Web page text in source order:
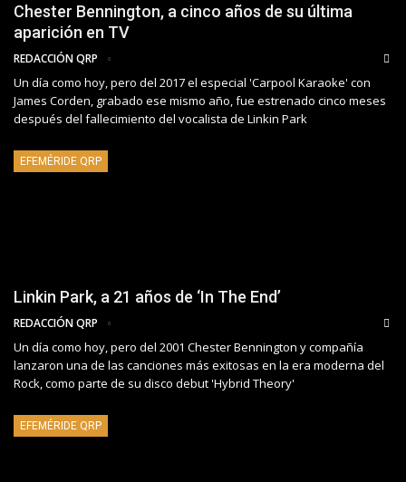
Chester Bennington, a cinco años de su última
aparición en TV
REDACCIÓN QRP
Un día como hoy, pero del 2017 el especial 'Carpool Karaoke' con
James Corden, grabado ese mismo año, fue estrenado cinco meses
después del fallecimiento del vocalista de Linkin Park
EFEMÉRIDE QRP
Linkin Park, a 21 años de ‘In The End’
REDACCIÓN QRP
Un día como hoy, pero del 2001 Chester Bennington y compañía
lanzaron una de las canciones más exitosas en la era moderna del
Rock, como parte de su disco debut 'Hybrid Theory'
EFEMÉRIDE QRP